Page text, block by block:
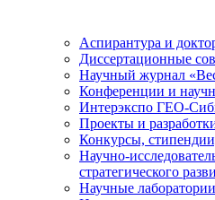
Аспирантура и
Диссертационные
Научный журнал
Конференции и
Интерэкспо ГЕО-
Проекты и
Конкурсы,
Научно-
стратегического
Научные